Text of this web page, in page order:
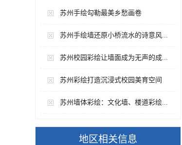
苏州手绘勾勒最美乡愁画卷
苏州手绘墙还原小桥流水的诗意风...
苏州校园彩绘让墙面成为无声的成...
苏州彩绘打造沉浸式校园美育空间
苏州墙体彩绘：文化墙、楼道彩绘...
地区相关信息